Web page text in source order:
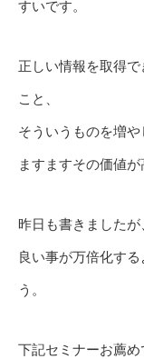
すいです。
正しい情報を取得
こと、
そういうものを増や
ますますその価値が
昨日も書きましたが
良い事が万倍化す
う。
下記セミナーお薦め